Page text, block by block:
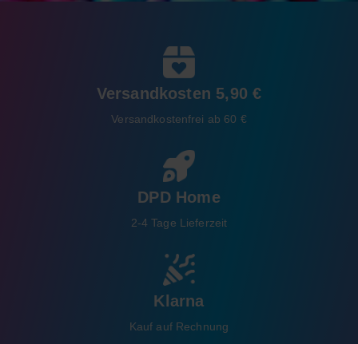
Versandkosten 5,90 €
Versandkostenfrei ab 60 €
DPD Home
2-4 Tage Lieferzeit
Klarna
Kauf auf Rechnung